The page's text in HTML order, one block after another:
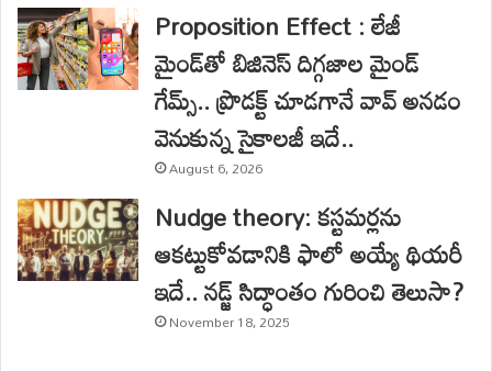
Proposition Effect : లేజీ
మైండ్‌తో బిజినెస్ దిగ్గజాల మైండ్
గేమ్స్.. ప్రొడక్ట్ చూడగానే వావ్ అనడం
వెనుకున్న సైకాలజీ ఇదే..
August 6, 2026
Nudge theory: కస్టమర్లను
ఆకట్టుకోవడానికి ఫాలో అయ్యే థియరీ
ఇదే.. నడ్జ్ సిద్ధాంతం గురించి తెలుసా?
November 18, 2025